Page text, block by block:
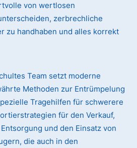
von wertlosen
zerbrechliche
zu handhaben und alles korrekt
Team setzt moderne
Methoden zur Entrümpelung
Tragehilfen für schwerere
für den Verkauf,
und den Einsatz von
die auch in den